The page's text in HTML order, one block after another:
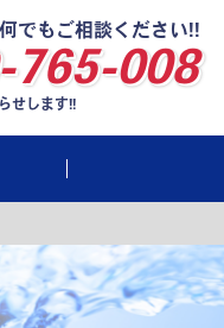
でもご相談ください!!
765-008
せします!!